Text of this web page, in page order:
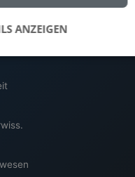
ANZEIGEN